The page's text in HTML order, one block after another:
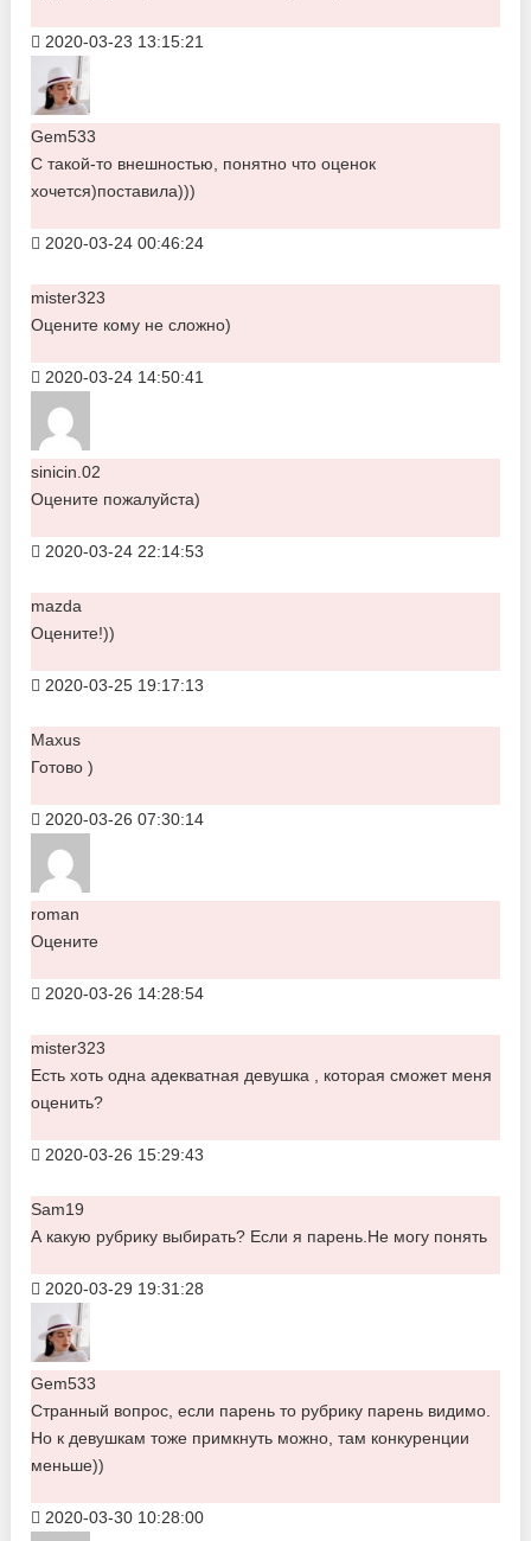
2020-03-23 13:15:21
Gem533
С такой-то внешностью, понятно что оценок
хочется)поставила)))
2020-03-24 00:46:24
mister323
Оцените кому не сложно)
2020-03-24 14:50:41
sinicin.02
Оцените пожалуйста)
2020-03-24 22:14:53
mazda
Оцените!))
2020-03-25 19:17:13
Maxus
Готово )
2020-03-26 07:30:14
roman
Оцените
2020-03-26 14:28:54
mister323
Есть хоть одна адекватная девушка , которая сможет меня
оценить?
2020-03-26 15:29:43
Sam19
А какую рубрику выбирать? Если я парень.Не могу понять
2020-03-29 19:31:28
Gem533
Странный вопрос, если парень то рубрику парень видимо.
Но к девушкам тоже примкнуть можно, там конкуренции
меньше))
2020-03-30 10:28:00